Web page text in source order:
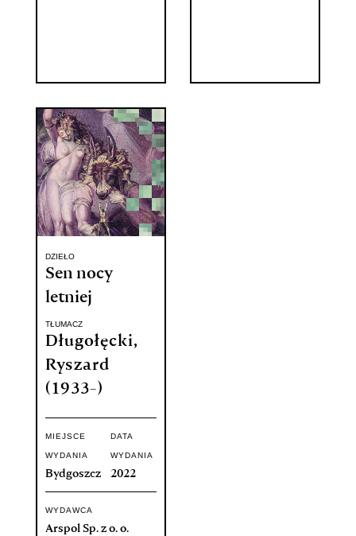
DZIEŁO
Sen nocy
letniej
TŁUMACZ
Długołęcki,
Ryszard
(1933-)
MIEJSCE
WYDANIA
Bydgoszcz
DATA
WYDANIA
2022
WYDAWCA
Arspol Sp. z o. o.